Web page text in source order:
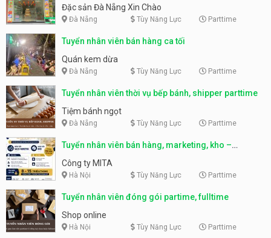
Nẵng
Đặc sản Đà Nẵng Xin Chào
Đà Nẵng Tùy Năng Lực Parttime
Tuyển nhân viên bán hàng ca tối
Quán kem dừa
Đà Nẵng Tùy Năng Lực Parttime
Tuyển nhân viên thời vụ bếp bánh, shipper parttime
Tiệm bánh ngọt
Đà Nẵng Tùy Năng Lực Parttime
Tuyển nhân viên bán hàng, marketing, kho –
parttime, fulltime
Công ty MITA
Hà Nội Tùy Năng Lực Parttime
Tuyển nhân viên đóng gói partime, fulltime
Shop online
Hà Nội Tùy Năng Lực Parttime